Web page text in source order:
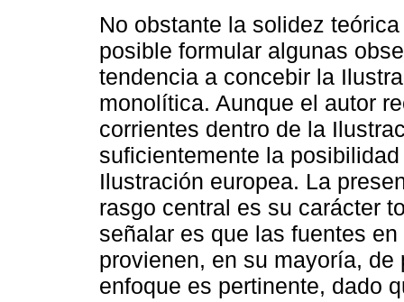
No obstante la solidez
posible formular algunas
tendencia a concebir la
monolítica. Aunque el autor
corrientes dentro de la
suficientemente la
Ilustración europea. La
rasgo central es su carácter
señalar es que las fuentes
provienen, en su mayoría,
enfoque es pertinente, dado